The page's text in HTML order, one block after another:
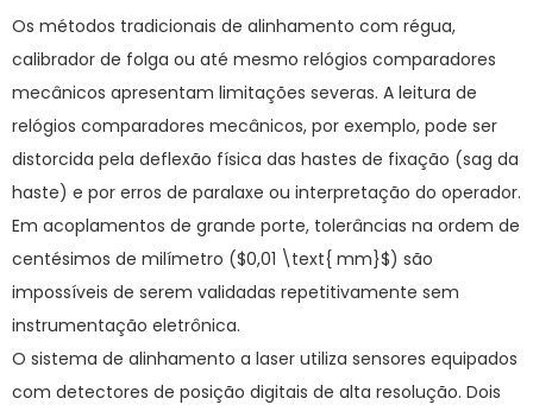
Os métodos tradicionais de alinhamento com régua,
calibrador de folga ou até mesmo relógios comparadores
mecânicos apresentam limitações severas. A leitura de
relógios comparadores mecânicos, por exemplo, pode ser
distorcida pela deflexão física das hastes de fixação (sag da
haste) e por erros de paralaxe ou interpretação do operador.
Em acoplamentos de grande porte, tolerâncias na ordem de
centésimos de milímetro ($0,01 \text{ mm}$) são
impossíveis de serem validadas repetitivamente sem
instrumentação eletrônica.
O sistema de alinhamento a laser utiliza sensores equipados
com detectores de posição digitais de alta resolução. Dois